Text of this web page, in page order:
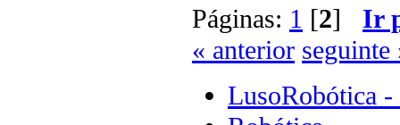
Páginas: 1 [2] Ir
« anterior seguinte
LusoRobótica -